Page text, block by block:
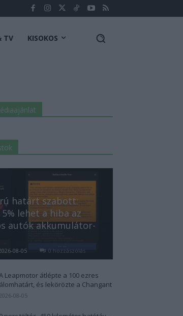
TV KISOKOS
határt szabott:
lehet a hiba az
autók akkumulátor-
08-05 0 hozzászólás
Leapmotor átlépte a 100 ezres
álomhatárt, és lekörözte a Changant
2026-08-05